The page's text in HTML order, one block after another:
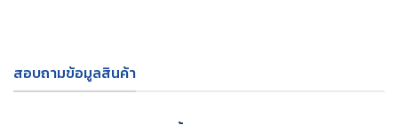
สอบถามข้อมูลสินค้า